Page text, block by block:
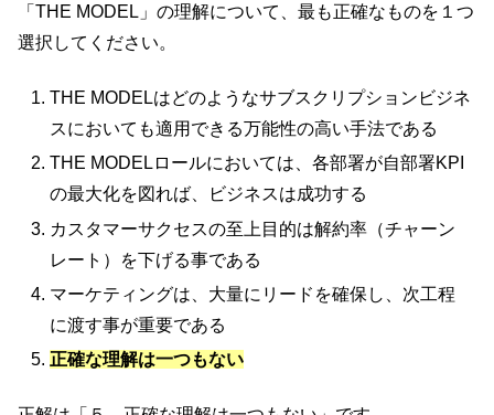
「THE MODEL」の理解について、最も正確なものを１つ
選択してください。
THE MODELはどのようなサブスクリプションビジネ
スにおいても適用できる万能性の高い手法である
THE MODELロールにおいては、各部署が自部署KPI
の最大化を図れば、ビジネスは成功する
カスタマーサクセスの至上目的は解約率（チャーン
レート）を下げる事である
マーケティングは、大量にリードを確保し、次工程
に渡す事が重要である
正確な理解は一つもない